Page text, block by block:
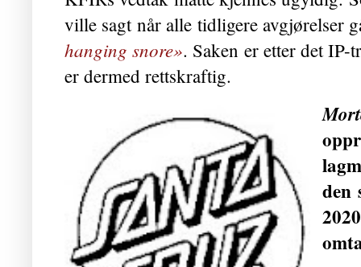
ville sagt når alle tidligere avgjørelser
hanging snore». Saken er etter det
er dermed rettskraftig.
den